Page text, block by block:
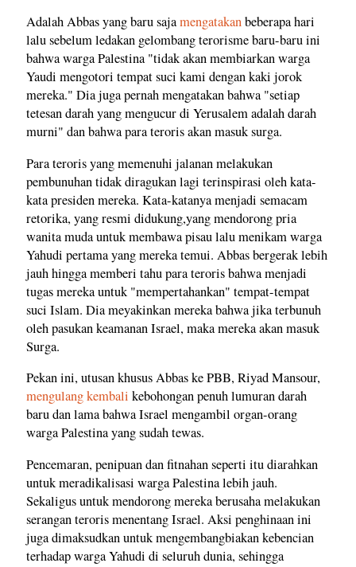
Adalah Abbas yang baru sajamengatakanbeberapa hari
lalu sebelum ledakan gelombang terorisme baru-baru ini
bahwa warga Palestina "tidak akan membiarkan warga
Yaudi mengotori tempat suci kami dengan kaki jorok
mereka." Dia juga pernah mengatakan bahwa "setiap
tetesan darah yang mengucur di Yerusalem adalah darah
murni" dan bahwa para teroris akan masuk surga.
Para teroris yang memenuhi jalanan melakukan
pembunuhan tidak diragukan lagi terinspirasi oleh kata-
kata presiden mereka. Kata-katanya menjadi semacam
retorika, yang resmi didukung,yang mendorong pria
wanita muda untuk membawa pisau lalu menikam warga
Yahudi pertama yang mereka temui. Abbas bergerak lebih
jauh hingga memberi tahu para teroris bahwa menjadi
tugas mereka untuk "mempertahankan" tempat-tempat
suci Islam. Dia meyakinkan mereka bahwa jika terbunuh
oleh pasukan keamanan Israel, maka mereka akan masuk
Surga.
Pekan ini, utusan khusus Abbas ke PBB, Riyad Mansour,
mengulang kembali kebohongan penuh lumuran darah
baru dan lama bahwa Israel mengambil organ-orang
warga Palestina yang sudah tewas.
Pencemaran, penipuan dan fitnahan seperti itu diarahkan
untuk meradikalisasi warga Palestina lebih jauh.
Sekaligus untuk mendorong mereka berusaha melakukan
serangan teroris menentang Israel. Aksi penghinaan ini
juga dimaksudkan untuk mengembangbiakan kebencian
terhadap warga Yahudi di seluruh dunia, sehingga